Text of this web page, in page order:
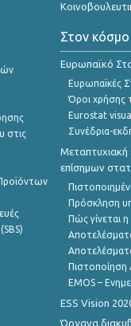
στις
Στον κόσμο
Ευρωπαϊκό
Ευρωπαϊκές
Όροι χρήσης
Eurostat
Συνέδρια-
Μεταπτυχιακή
επίσημων
Πρόσκληση
Πώς γίνεται
EMOS –
ESS Vision
Όργανα